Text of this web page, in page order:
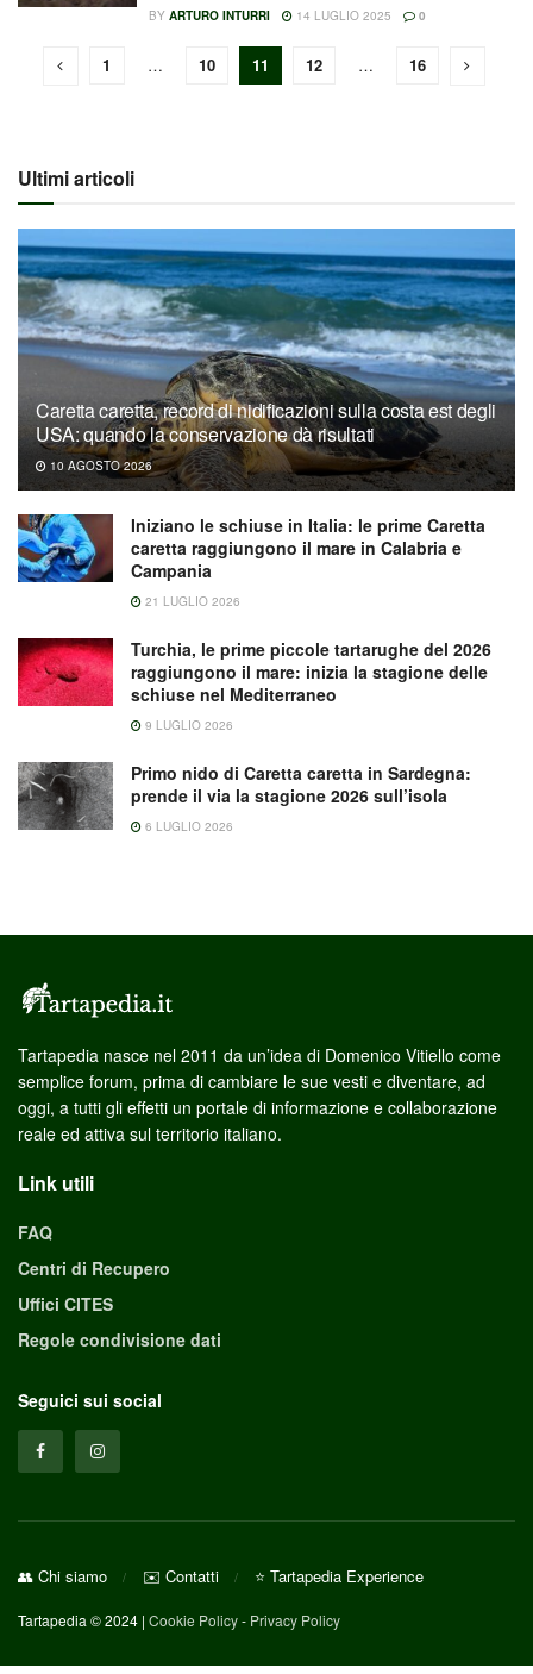
BY ARTURO INTURRI 14 LUGLIO 2025 0
1 … 10 11 12 … 16
Ultimi articoli
Caretta caretta, record di nidificazioni sulla costa est degli
USA: quando la conservazione dà risultati
10 AGOSTO 2026
Iniziano le schiuse in Italia: le prime Caretta
caretta raggiungono il mare in Calabria e
Campania
21 LUGLIO 2026
Turchia, le prime piccole tartarughe del 2026
raggiungono il mare: inizia la stagione delle
schiuse nel Mediterraneo
9 LUGLIO 2026
Primo nido di Caretta caretta in Sardegna:
prende il via la stagione 2026 sull’isola
6 LUGLIO 2026
Tartapedia nasce nel 2011 da un’idea di Domenico Vitiello come
semplice forum, prima di cambiare le sue vesti e diventare, ad
oggi, a tutti gli effetti un portale di informazione e collaborazione
reale ed attiva sul territorio italiano.
Link utili
FAQ
Centri di Recupero
Uffici CITES
Regole condivisione dati
Seguici sui social
👥 Chi siamo ✉️ Contatti ⭐ Tartapedia Experience
Tartapedia © 2024 | Cookie Policy- Privacy Policy